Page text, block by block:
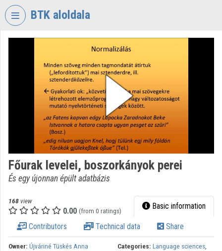
Skip header
BTK aloldala
HUMANTITIES
Organization home
Log In
Organization discovery
Categories
Organization playlists
Organizations
Főurak levelei, boszorkányok perei
És egy újonnan épült adatbázis
168 view
0.00 (from 0 ratings) Basic information
Contributors Technical data Share
Owner: Újváriné Tüskés Anna Categories: Language sciences,